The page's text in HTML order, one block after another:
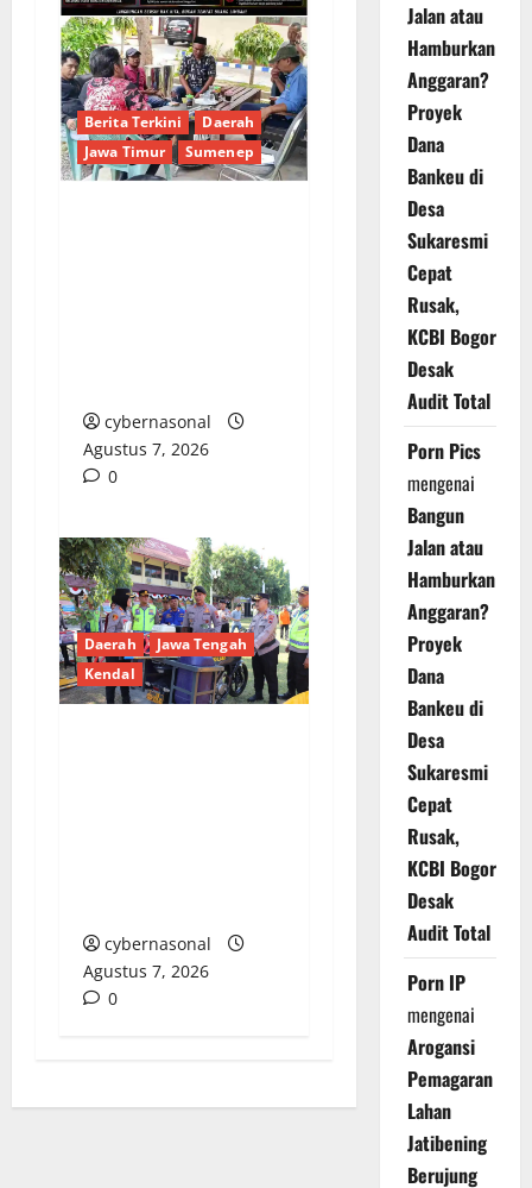
Berita Terkini
Daerah
Jawa Timur
Sumenep
cybernasonal
Agustus 7, 2026
0
Daerah
Jawa Tengah
Kendal
cybernasonal
Agustus 7, 2026
0
Jalan atau
Hamburkan
Anggaran?
Proyek
Dana
Bankeu di
Desa
Sukaresmi
Cepat
Rusak,
KCBI Bogor
Desak
Audit Total
Porn Pics
mengenai
Bangun
Jalan atau
Hamburkan
Anggaran?
Proyek
Dana
Bankeu di
Desa
Sukaresmi
Cepat
Rusak,
KCBI Bogor
Desak
Audit Total
Porn IP
mengenai
Arogansi
Pemagaran
Lahan
Jatibening
Berujung